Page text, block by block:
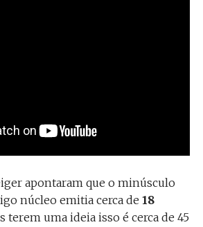
apontaram que o minúsculo
núcleo emitia cerca de 18
terem uma ideia isso é cerca de 45